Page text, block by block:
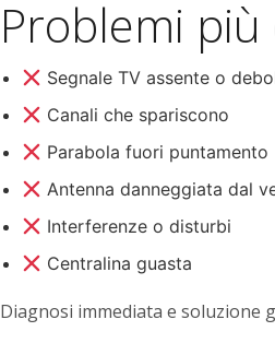
Problemi
Segnale TV assente o
Canali che spariscono
Parabola fuori puntamento
Antenna danneggiata dal
Interferenze o disturbi
Centralina guasta
Diagnosi immediata e soluzione